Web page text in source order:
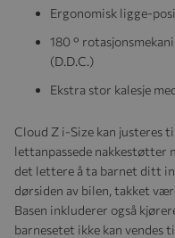
Ergonomisk ligge-
180 °
(D.D.C.)
Ekstra stor kalesje
Cloud Z i-Size kan justeres
lettanpassede nakkestøtter
det lettere å ta barnet ditt
dørsiden av bilen, takket
Basen inkluderer også
barnesetet ikke kan